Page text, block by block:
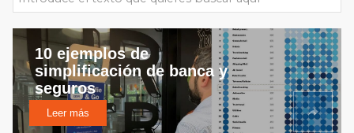
10 ejemplos de
simplificación de banca y
seguros
Leer más